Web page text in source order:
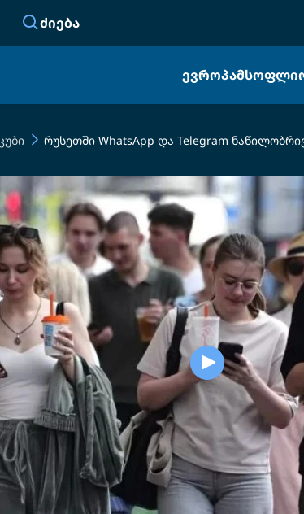
ᲫᲘᲔᲑᲐ
ᲔᲕᲠᲝᲞᲐ
კუბი რუსეთში WhatsApp და Telegram